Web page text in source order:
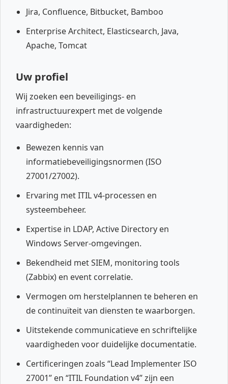
Jira, Confluence, Bitbucket, Bamboo
Enterprise Architect, Elasticsearch, Java,
Apache, Tomcat
Uw profiel
Wij zoeken een beveiligings- en
infrastructuurexpert met de volgende
vaardigheden:
Bewezen kennis van
informatiebeveiligingsnormen (ISO
27001/27002).
Ervaring met ITIL v4-processen en
systeembeheer.
Expertise in LDAP, Active Directory en
Windows Server-omgevingen.
Bekendheid met SIEM, monitoring tools
(Zabbix) en event correlatie.
Vermogen om herstelplannen te beheren en
de continuïteit van diensten te waarborgen.
Uitstekende communicatieve en schriftelijke
vaardigheden voor duidelijke documentatie.
Certificeringen zoals “Lead Implementer ISO
27001” en “ITIL Foundation v4” zijn een